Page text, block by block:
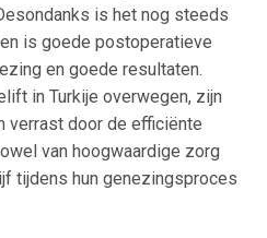
is het nog steeds
is goede postoperatieve
en goede resultaten.
in Turkije overwegen, zijn
verrast door de efficiënte
van hoogwaardige zorg
tijdens hun genezingsproces